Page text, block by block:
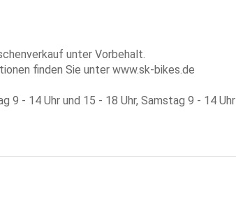
unter Vorbehalt.
finden Sie unter www.sk-bikes.de
9 - 14 Uhr und 15 - 18 Uhr, Samstag 9 - 14 Uhr